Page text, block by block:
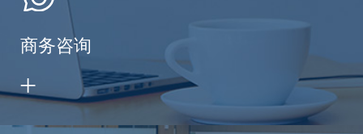
商务咨询